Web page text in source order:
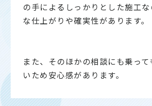
の手によるしっかりとした施工
な仕上がりや確実性があります。
また、そのほかの相談にも乗っ
いため安心感があります。